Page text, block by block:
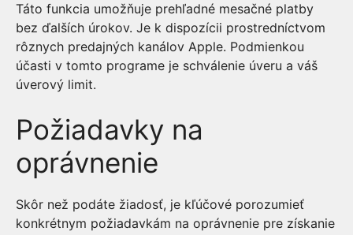
Táto funkcia umožňuje prehľadné mesačné platby
bez ďalších úrokov. Je k dispozícii prostredníctvom
rôznych predajných kanálov Apple. Podmienkou
účasti v tomto programe je schválenie úveru a váš
úverový limit.
Požiadavky na
oprávnenie
Skôr než podáte žiadosť, je kľúčové porozumieť
konkrétnym požiadavkám na oprávnenie pre získanie